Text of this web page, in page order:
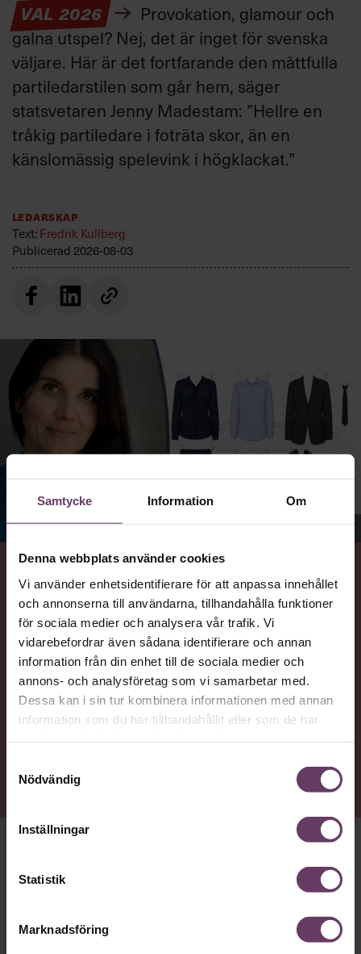
Samtycke Information Om
Denna webbplats använder cookies
Vi använder enhetsidentifierare för att anpassa innehållet
och annonserna till användarna, tillhandahålla funktioner
för sociala medier och analysera vår trafik. Vi
vidarebefordrar även sådana identifierare och annan
information från din enhet till de sociala medier och
annons- och analysföretag som vi samarbetar med.
Dessa kan i sin tur kombinera informationen med annan
information som du har tillhandahållit eller som de har
Nödvändig
Inställningar
Statistik
Marknadsföring
VAL 2026
Provokation, glamour och
galna utspel? Nej, det är inget för svenska
väljare. Här är det fortfarande den måttfulla
partiledarstilen som går hem, säger
statsvetaren Jenny Madestam: ”Hellre en
tråkig partiledare i foträta skor, än en
känslomässig spelevink i högklackat.”
Ledarskap
Text: Fredrik Kullberg
Publicerad 2026-08-03
VAD
Statsvetaren Jenny Madestam, lektor vid Södertörns
högskola, går igenom vilka egenskaper svenska
väljare värderar hos en partiledare.
NYTTA
publika framtoning.
Jenny Madestam, docent i statsvetenskap.
av karismatiska politiska ledare som
tar varje chans att provocera och ta strid. Sant eller falskt
plattformarna, är hur författaren
Giuliano da Empoli
förklarat logiken bakom den gränslösa politiska stil som